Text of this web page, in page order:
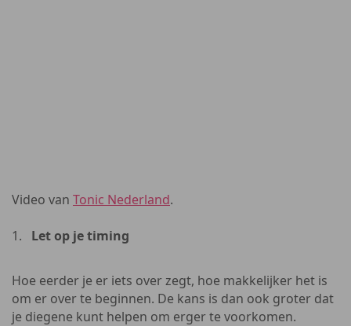
Video van Tonic Nederland.
Let op je timing
Hoe eerder je er iets over zegt, hoe makkelijker het is
om er over te beginnen. De kans is dan ook groter dat
je diegene kunt helpen om erger te voorkomen.